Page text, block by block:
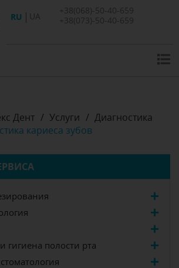
RU UA
+38(068)-50-40-659
+38(073)-50-40-659
Дент / Услуги / Диагностика
кариеса зубов
гигиена полости рта